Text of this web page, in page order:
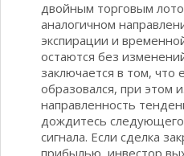
двойным торговым
аналогичном
экспирации и
остаются без
заключается в том, что
образовался, при этом
направленность
дождитесь следующего
сигнала. Если сделка